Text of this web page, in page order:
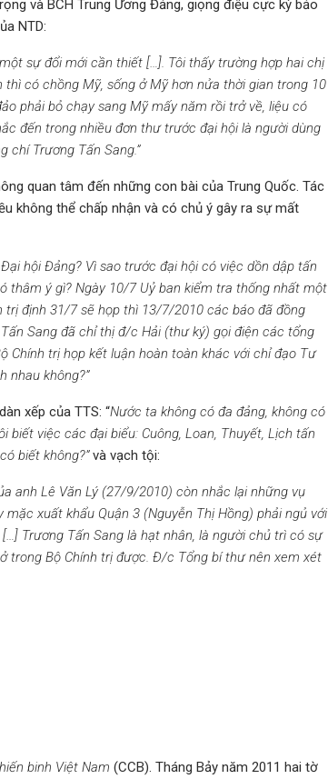
và BCH Trung Ương Đảng, giọng điệu cực kỳ bảo
NTD:
sự đổi mới cần thiết […]. Tôi thấy trường hợp hai chị
có chồng Mỹ, sống ở Mỹ hơn nửa thời gian trong 10
phải bỏ chạy sang Mỹ mấy năm rồi trở về, liệu có
đến trong nhiều đơn thư trước đại hội là người dùng
Trương Tấn Sang.”
quan tâm đến những con bài của Trung Quốc. Tác
không thể chấp nhận và có chủ ý gây ra sự mất
hội Đảng? Vì sao trước đại hội có việc dồn dập tấn
thâm ý gì? Ngày 10/7 Uỷ ban kiểm tra thống nhất một
trị định 31/7 sẽ họp thì 13/7/2010 các báo đã đồng
Sang đã chỉ thị đ/c Hải (thư ký) gọi điện các tổng
Chính trị họp kết luận hoàn toàn khác với chỉ đạo Tư
nhau không?”
xếp của TTS: “Nước ta không có đa đảng, không có
biết việc các đại biểu: Cuông, Loan, Thuyết, Lịch tấn
biết không?”và vạch tội:
anh Lê Văn Lý (27/9/2010) còn nhắc lại những vụ
xuất khẩu Quận 3 (Nguyễn Thị Hồng) phải ngủ với
Trương Tấn Sang là hạt nhân, là người chủ trì có sự
trong Bộ Chính trị được. Đ/c Tổng bí thư nên xem xét
binh Việt Nam (CCB). Tháng Bảy năm 2011 hai tờ